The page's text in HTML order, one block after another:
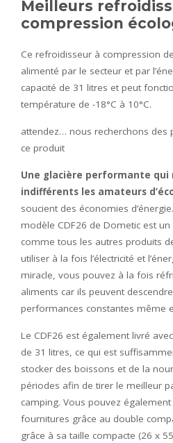
Meilleurs
compression
Ce refroidisseur à compression
alimenté par le secteur et par
capacité de 31 litres et peut
température de -18°C à 10°C.
attendez… nous recherchons des
ce produit
Une glacière performante qui
indifférents les amateurs
soucient des économies
modèle CDF26 de Dometic est
comme tous les autres produits
utiliser à la fois l’électricité et
miracle, vous pouvez à la fois
aliments car ils peuvent
performances constantes même
Le CDF26 est également livré
de 31 litres, ce qui est
stocker des boissons et de la
périodes afin de tirer le meilleur
camping. Vous pouvez
fournitures grâce au double
grâce à sa taille compacte (26 x